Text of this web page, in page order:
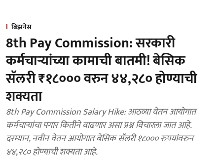
बिझनेस
8th Pay Commission: सरकारी
कर्मचार्‍यांच्या कामाची बातमी! बेसिक
सॅलरी ₹१८००० वरुन ४४,२८० होण्याची
शक्यता
8th Pay Commission Salary Hike: आठव्या वेतन आयोगात
कर्मचाऱ्यांचा पगार कितीने वाढणार असा प्रश्न विचारला जात आहे.
दरम्यान, नवीन वेतन आयोगात बेसिक सॅलरी १८००० रुपयांवरुन
४४,२८० होण्याची शक्यता आहे.